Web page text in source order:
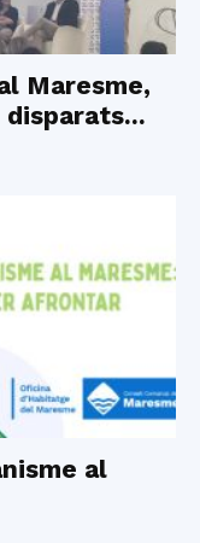
Maresme,
al